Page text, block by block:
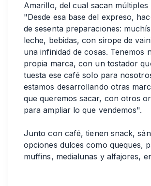
Amarillo, del cual sacan múltiples
"Desde esa base del expreso,
de sesenta preparaciones:
leche, bebidas, con sirope de
una infinidad de cosas. Tenemos
propia marca, con un tostador
tuesta ese café solo para
estamos desarrollando otras
que queremos sacar, con otros
para ampliar lo que vendemos".
Junto con café, tienen snack,
opciones dulces como queques,
muffins, medialunas y alfajores,